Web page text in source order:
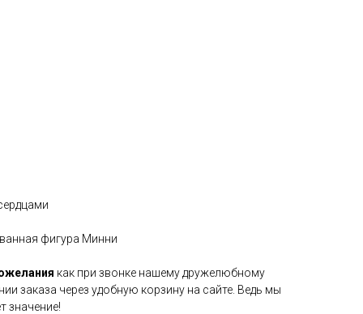
фигура Минни
как при звонке нашему дружелюбному
заказа через удобную корзину на сайте. Ведь мы
значение!